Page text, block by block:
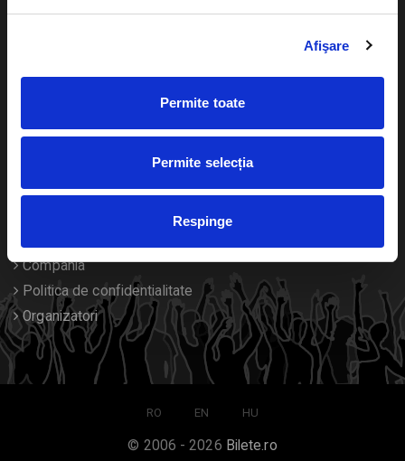
Afişare
Permite toate
Permite selecția
Respinge
Diverse
Despre noi
Contact
Compania
Politica de confidentialitate
Organizatori
RO EN HU
© 2006 - 2026 Bilete.ro